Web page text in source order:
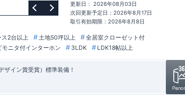
更新日： 2026年08月03日
次回更新予定日：2026年8月17日
取引有効期限：2026年8月8日
ス2台以上 土地50坪以上
全居室クローゼット付
モニタ付インターホン 3LDK LDK18帖以上
イン賞受賞）標準装備！